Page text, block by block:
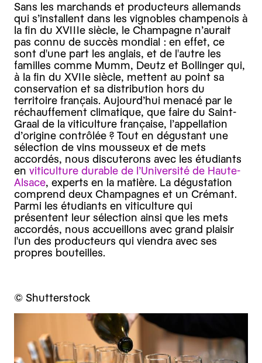
Sans les marchands et producteurs allemands
qui s’installent dans les vignobles champenois à
la fin du XVIIIe siècle, le Champagne n’aurait
pas connu de succès mondial : en effet, ce
sont d'une part les anglais, et de l'autre les
familles comme Mumm, Deutz et Bollinger qui,
à la fin du XVIIe siècle, mettent au point sa
conservation et sa distribution hors du
territoire français. Aujourd’hui menacé par le
réchauffement climatique, que faire du Saint-
Graal de la viticulture française, l’appellation
d’origine contrôlée ? Tout en dégustant une
sélection de vins mousseux et de mets
accordés, nous discuterons avec les étudiants
en viticulture durable de l’Université de Haute-
Alsace, experts en la matière. La dégustation
comprend deux Champagnes et un Crémant.
Parmi les étudiants en viticulture qui
présentent leur sélection ainsi que les mets
accordés, nous accueillons avec grand plaisir
l'un des producteurs qui viendra avec ses
propres bouteilles.
© Shutterstock